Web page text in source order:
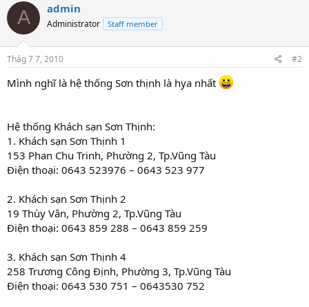
A admin
Administrator Staff member
Thág 7 7, 2010 #2
Mình nghĩ là hệ thống Sơn thịnh là hya nhất
Hệ thống Khách sạn Sơn Thịnh:
1. Khách sạn Sơn Thịnh 1
153 Phan Chu Trinh, Phường 2, Tp.Vũng Tàu
Điện thoại: 0643 523976 – 0643 523 977
2. Khách sạn Sơn Thịnh 2
19 Thùy Vân, Phường 2, Tp.Vũng Tàu
Điện thoại: 0643 859 288 – 0643 859 259
3. Khách sạn Sơn Thịnh 4
258 Trương Công Định, Phường 3, Tp.Vũng Tàu
Điện thoại: 0643 530 751 – 0643530 752